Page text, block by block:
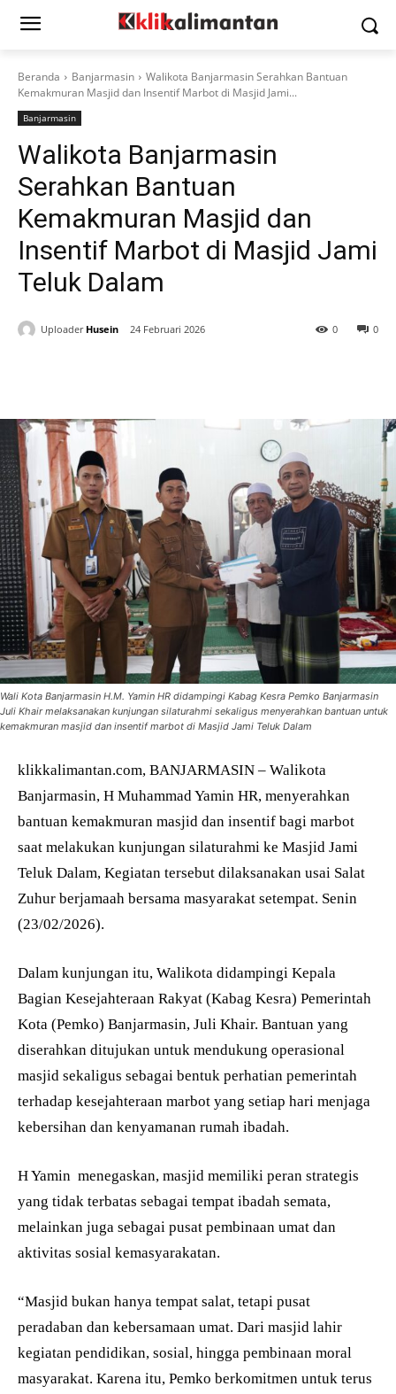
Beranda Banjarmasin
Walikota Banjarmasin Serahkan Bantuan
Kemakmuran Masjid dan Insentif Marbot di Masjid Jami...
Banjarmasin
Walikota Banjarmasin
Serahkan Bantuan
Kemakmuran Masjid dan
Insentif Marbot di Masjid Jami
Teluk Dalam
Uploader Husein 24 Februari 2026 0
0
Wali Kota Banjarmasin H.M. Yamin HR didampingi Kabag Kesra Pemko Banjarmasin
Juli Khair melaksanakan kunjungan silaturahmi sekaligus menyerahkan bantuan untuk
kemakmuran masjid dan insentif marbot di Masjid Jami Teluk Dalam
klikkalimantan.com, BANJARMASIN – Walikota
Banjarmasin, H Muhammad Yamin HR, menyerahkan
bantuan kemakmuran masjid dan insentif bagi marbot
saat melakukan kunjungan silaturahmi ke Masjid Jami
Teluk Dalam, Kegiatan tersebut dilaksanakan usai Salat
Zuhur berjamaah bersama masyarakat setempat. Senin
(23/02/2026).
Dalam kunjungan itu, Walikota didampingi Kepala
Bagian Kesejahteraan Rakyat (Kabag Kesra) Pemerintah
Kota (Pemko) Banjarmasin, Juli Khair. Bantuan yang
diserahkan ditujukan untuk mendukung operasional
masjid sekaligus sebagai bentuk perhatian pemerintah
terhadap kesejahteraan marbot yang setiap hari menjaga
kebersihan dan kenyamanan rumah ibadah.
H Yamin menegaskan, masjid memiliki peran strategis
yang tidak terbatas sebagai tempat ibadah semata,
melainkan juga sebagai pusat pembinaan umat dan
aktivitas sosial kemasyarakatan.
“Masjid bukan hanya tempat salat, tetapi pusat
peradaban dan kebersamaan umat. Dari masjid lahir
kegiatan pendidikan, sosial, hingga pembinaan moral
masyarakat. Karena itu, Pemko berkomitmen untuk terus